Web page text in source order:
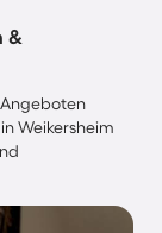
&
Angeboten
Weikersheim